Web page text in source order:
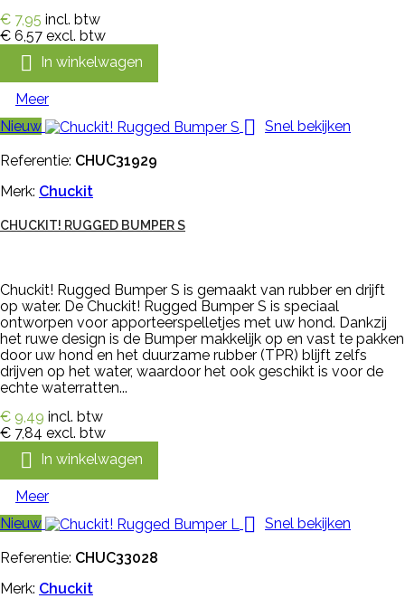
€ 7,95 incl. btw
€ 6,57 excl. btw
 In winkelwagen
Meer
Nieuw
 Snel bekijken
Referentie: CHUC31929
Merk: Chuckit
CHUCKIT! RUGGED BUMPER S
Chuckit! Rugged Bumper S is gemaakt van rubber en drijft
op water. De Chuckit! Rugged Bumper S is speciaal
ontworpen voor apporteerspelletjes met uw hond. Dankzij
het ruwe design is de Bumper makkelijk op en vast te pakken
door uw hond en het duurzame rubber (TPR) blijft zelfs
drijven op het water, waardoor het ook geschikt is voor de
echte waterratten...
€ 9,49 incl. btw
€ 7,84 excl. btw
 In winkelwagen
Meer
Nieuw
 Snel bekijken
Referentie: CHUC33028
Merk: Chuckit